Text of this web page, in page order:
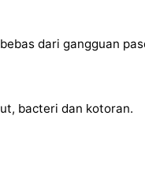
dari gangguan
bacteri dan kotoran.